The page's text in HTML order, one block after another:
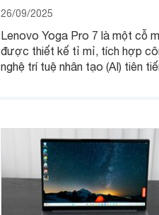
26/09/2025
Lenovo Yoga Pro 7 là một cỗ
được thiết kế tỉ mỉ, tích hợp
nghệ trí tuệ nhân tạo (AI) tiên
hiện đại.